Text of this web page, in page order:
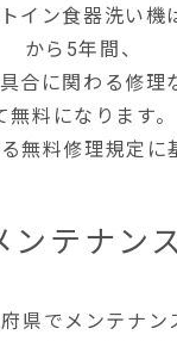
イン食器洗い機
から5年間、
合に関わる修理
無料になります。
無料修理規定に
ンテナン
県でメンテナン